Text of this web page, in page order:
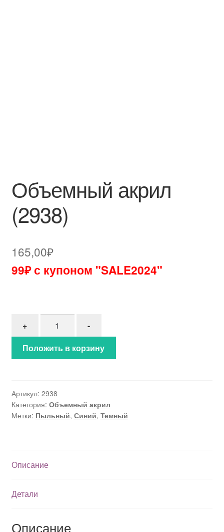
Объемный акрил
(2938)
165,00₽
99₽ с купоном "SALE2024"
+
-
Положить в корзину
Артикул: 2938
Категория: Объемный акрил
Метки: Пыльный, Синий, Темный
Описание
Детали
Описание